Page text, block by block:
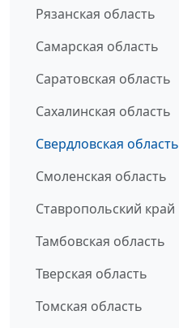
Рязанская область
Самарская область
Саратовская область
Сахалинская область
Свердловская область
Смоленская область
Ставропольский край
Тамбовская область
Тверская область
Томская область